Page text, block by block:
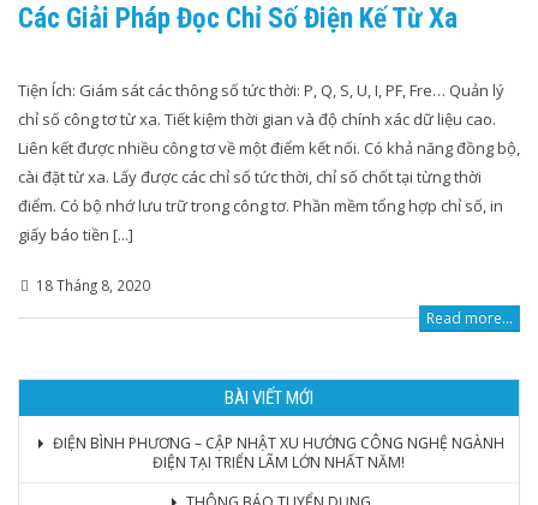
Các Giải Pháp Đọc Chỉ Số Điện Kế Từ Xa
Tiện Ích: Giám sát các thông số tức thời: P, Q, S, U, I, PF, Fre… Quản lý
chỉ số công tơ từ xa. Tiết kiệm thời gian và độ chính xác dữ liệu cao.
Liên kết được nhiều công tơ về một điểm kết nối. Có khả năng đồng bộ,
cài đặt từ xa. Lấy được các chỉ số tức thời, chỉ số chốt tại từng thời
điểm. Có bộ nhớ lưu trữ trong công tơ. Phần mềm tổng hợp chỉ số, in
giấy báo tiền [...]
18 Tháng 8, 2020
Read more...
BÀI VIẾT MỚI
ĐIỆN BÌNH PHƯƠNG – CẬP NHẬT XU HƯỚNG CÔNG NGHỆ NGÀNH
ĐIỆN TẠI TRIỂN LÃM LỚN NHẤT NĂM!